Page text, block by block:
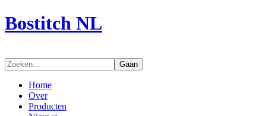
Bostitch NL
Gaan
Home
Over
Producten